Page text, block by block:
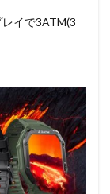
イで3ATM(3